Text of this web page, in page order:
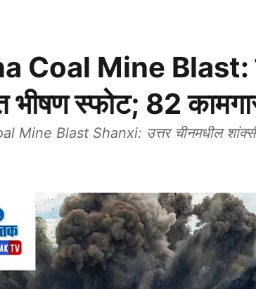
Coal Mine Blast:
भीषण स्फोट; 82
Mine Blast Shanxi: उत्तर चीनमधील